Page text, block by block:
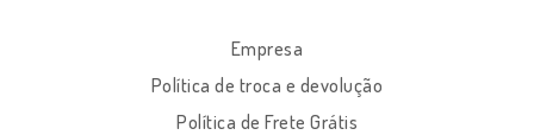
Empresa
Política de troca e devolução
Política de Frete Grátis